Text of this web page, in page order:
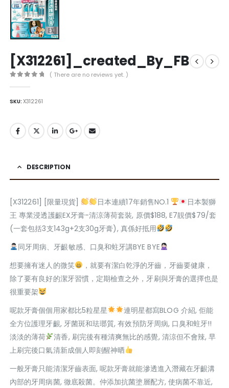
[X312261]_created_By_FB
( There are no reviews yet. )
SKU:X312261
DESCRIPTION
[X312261] [限量現貨] 日本連續17年銷售NO.1
日本製獅
王 專業浸透護齦EX牙膏-清涼薄荷套裝, 原價$188, E7靚價$79/套
(一套包括3支143g+2支30g牙膏), 真係好抵用
同牙周病、牙齦敏感、口臭和蛀牙講BYE BYE
想要擁有迷人的微笑
，就要有潔白乾淨的牙齒，牙齒要健康，
除了要有良好的潔牙習慣，定期檢查之外，牙刷與牙膏的選擇也是
很重要架
呢款牙膏個個用家都比5粒星星
連明星都寫BLOG 介紹, 佢能
全方位護理牙齦, 牙菌斑和珐瑯質, 有效預防牙周病, 口臭和蛀牙!!
淡淡的薄荷
清香, 刷完後有種清爽無比的感覺, 清涼但不會辣, 早
上刷完後口氣清新成個人即刻醒神晒
一般牙膏只能清潔牙齒表面, 呢款牙膏就能滲透進入潛藏在牙齦溝
內部的牙周病菌, 徹底殺菌。仲添加抗菌塗層配方, 使病菌不靠近,